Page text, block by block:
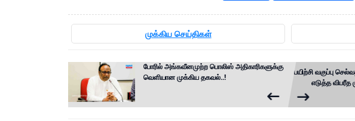
முக்கிய செய்திகள்
போரில் அங்கவீனமுற்ற பொலிஸ் அதிகாரிகளுக்கு
வெளியான முக்கிய தகவல்..!
பயிற்சி வகுப்பு
எடுத்த விபரீத